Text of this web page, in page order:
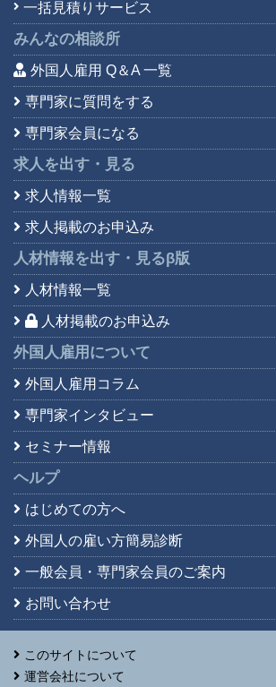
一括見積りサービス
みんなの相談所
外国人雇用 Q＆A 一覧
専門家に質問をする
専門家会員になる
求人を出す・見る
求人情報一覧
求人掲載のお申込み
人材情報を出す・見るβ版
人材情報一覧
人材掲載のお申込み
外国人雇用について
外国人雇用コラム
専門家インタビュー
セミナー情報
ヘルプ
はじめての方へ
外国人の雇い方簡易診断
一般会員・専門家会員のご案内
お問い合わせ
このサイトについて
運営会社について